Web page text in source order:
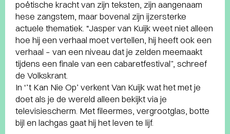
poëtische kracht van zijn teksten, zijn aangenaam
hese zangstem, maar bovenal zijn ijzersterke
actuele thematiek. “Jasper van Kuijk weet niet alleen
hoe hij een verhaal moet vertellen, hij heeft ook een
verhaal – van een niveau dat je zelden meemaakt
tijdens een finale van een cabaretfestival”, schreef
de Volkskrant.
In ‘’t Kan Nie Op’ verkent Van Kuijk wat het met je
doet als je de wereld alleen bekijkt via je
televisiescherm. Met fileermes, vergrootglas, botte
bijl en lachgas gaat hij het leven te lijf.